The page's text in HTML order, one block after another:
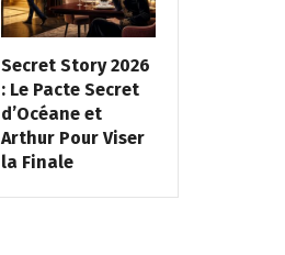
Secret Story 2026
: Le Pacte Secret
d’Océane et
Arthur Pour Viser
la Finale